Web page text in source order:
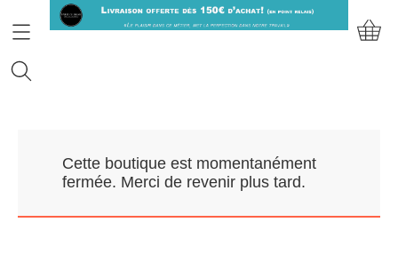
Prendre RDV
Nos Marques
Cette boutique est momentanément
fermée. Merci de revenir plus tard.